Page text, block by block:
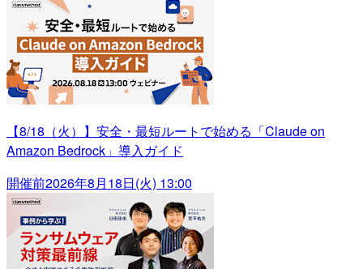
【8/18（火）】安全・最短ルートで始める「Claude on
Amazon Bedrock」導入ガイド
開催前2026年8月18日(火) 13:00